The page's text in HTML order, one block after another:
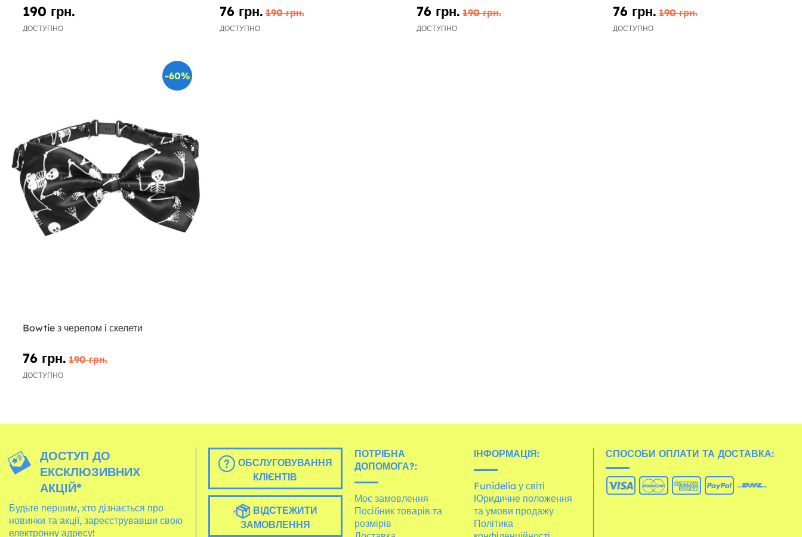
190 грн.
ДОСТУПНО
76 грн. 190 грн.
ДОСТУПНО
76 грн. 190 грн.
ДОСТУПНО
76 грн. 190 грн.
ДОСТУПНО
-60%
Bowtie з черепом і скелети
76 грн. 190 грн.
ДОСТУПНО
ДОСТУП ДО
ЕКСКЛЮЗИВНИХ
АКЦІЙ*
Будьте першим, хто дізнається про
новинки та акції, зареєструвавши свою
електронну адресу!
ОБСЛУГОВУВАННЯ
КЛІЄНТІВ
ВІДСТЕЖИТИ
ЗАМОВЛЕННЯ
ПОТРІБНА
ДОПОМОГА?:
Моє замовлення
Посібник товарів та
розмірів
ІНФОРМАЦІЯ:
Funidelia у світі
Юридичне положення
та умови продажу
Політика
СПОСОБИ ОПЛАТИ ТА ДОСТАВКА: